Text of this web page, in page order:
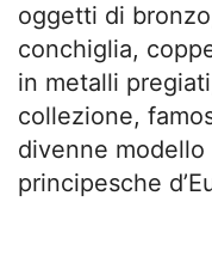
oggetti di
conchiglia,
in metalli
collezione,
divenne
principesche